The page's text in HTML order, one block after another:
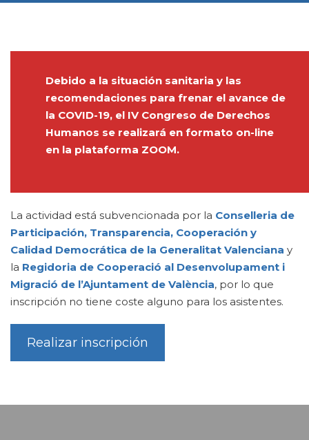
Debido a la situación sanitaria y las
recomendaciones para frenar el avance de
la COVID-19, el IV Congreso de Derechos
Humanos se realizará en formato on-line
en la plataforma ZOOM.
La actividad está subvencionada por la Conselleria de
Participación, Transparencia, Cooperación y
Calidad Democrática de la Generalitat Valenciana y
la Regidoria de Cooperació al Desenvolupament i
Migració de l’Ajuntament de València, por lo que
inscripción no tiene coste alguno para los asistentes.
Realizar inscripción